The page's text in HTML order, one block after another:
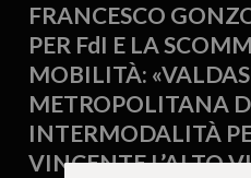
FRANCESCO
PER FdI E LA
MOBILITÀ:
METROPOLITANA
INTERMODALITÀ
VINCENTE L’ALTO